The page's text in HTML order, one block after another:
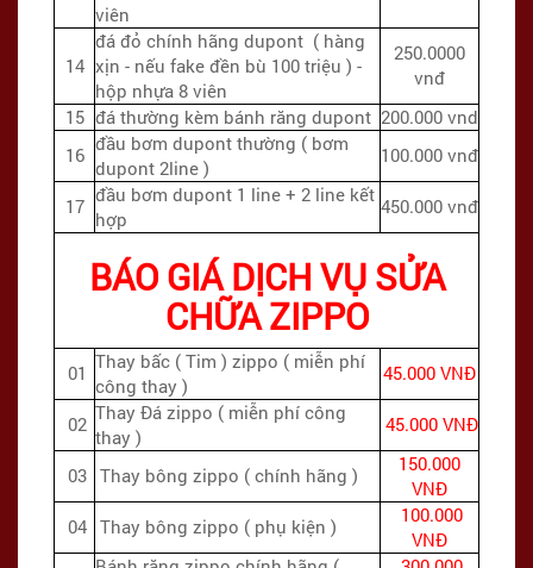
viên
14
đá đỏ chính hãng dupont ( hàng
xịn - nếu fake đền bù 100 triệu ) -
hộp nhựa 8 viên
250.0000
vnđ
15 đá thường kèm bánh răng dupont 200.000 vnd
16 đầu bơm dupont thường ( bơm
dupont 2line )
100.000 vnđ
17 đầu bơm dupont 1 line + 2 line kết
hợp
450.000 vnđ
BÁO GIÁ DỊCH VỤ SỬA
CHỮA ZIPPO
01 Thay bấc ( Tim ) zippo ( miễn phí
công thay )
45.000 VNĐ
02 Thay Đá zippo ( miễn phí công
thay )
45.000 VNĐ
03 Thay bông zippo ( chính hãng )
150.000
VNĐ
04 Thay bông zippo ( phụ kiện )
100.000
VNĐ